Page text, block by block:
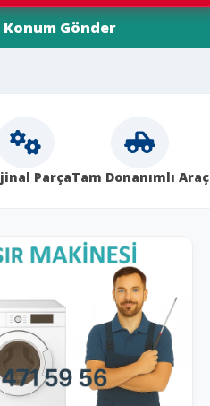
Konum Gönder
ParçaTam Donanımlı Araç